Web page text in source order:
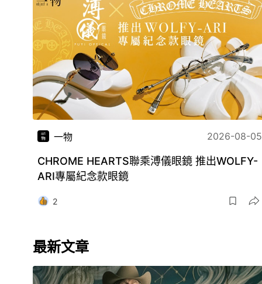
一物 2026-08-05
CHROME HEARTS聯乘溥儀眼鏡 推出WOLFY-
ARI專屬紀念款眼鏡
2
最新文章